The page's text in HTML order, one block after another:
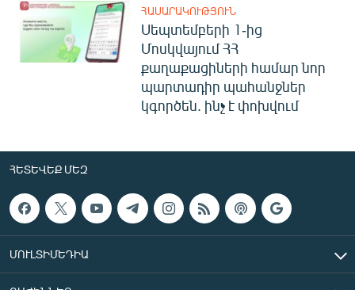
ՀԱՍԱՐԱԿՈՒԹՅՈՒՆ
Սեպտեմբերի 1-ից
Մոսկվայում ՀՀ
քաղաքացիների համար նոր
պարտադիր պահանջներ
կգործեն. ինչ է փոխվում
ՀԵՏԵՎԵՔ ՄԵԶ
ՄՈՒԼՏԻՄԵԴԻԱ